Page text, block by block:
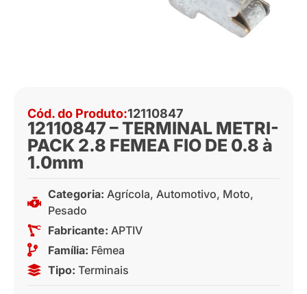
Cód. do Produto:12110847
12110847 – TERMINAL METRI-
PACK 2.8 FEMEA FIO DE 0.8 à
1.0mm
Categoria: Agrícola, Automotivo, Moto,
Pesado
Fabricante: APTIV
Família: Fêmea
Tipo: Terminais